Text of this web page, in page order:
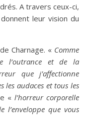
A travers ceux-ci,
leur vision du
Charnage. « Comme
l’outrance et de la
que j’affectionne
les audaces et tous les
«l’horreur corporelle
que vous